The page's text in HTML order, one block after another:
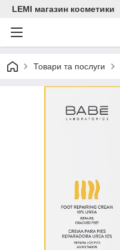
LEMI магазин косметики
Товари та послуги